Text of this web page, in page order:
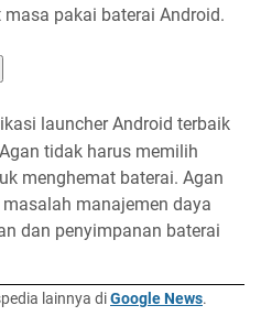
pakai baterai Android.
launcher Android terbaik
tidak harus memilih
menghemat baterai. Agan
manajemen daya
dan penyimpanan baterai
lainnya diGoogle News.